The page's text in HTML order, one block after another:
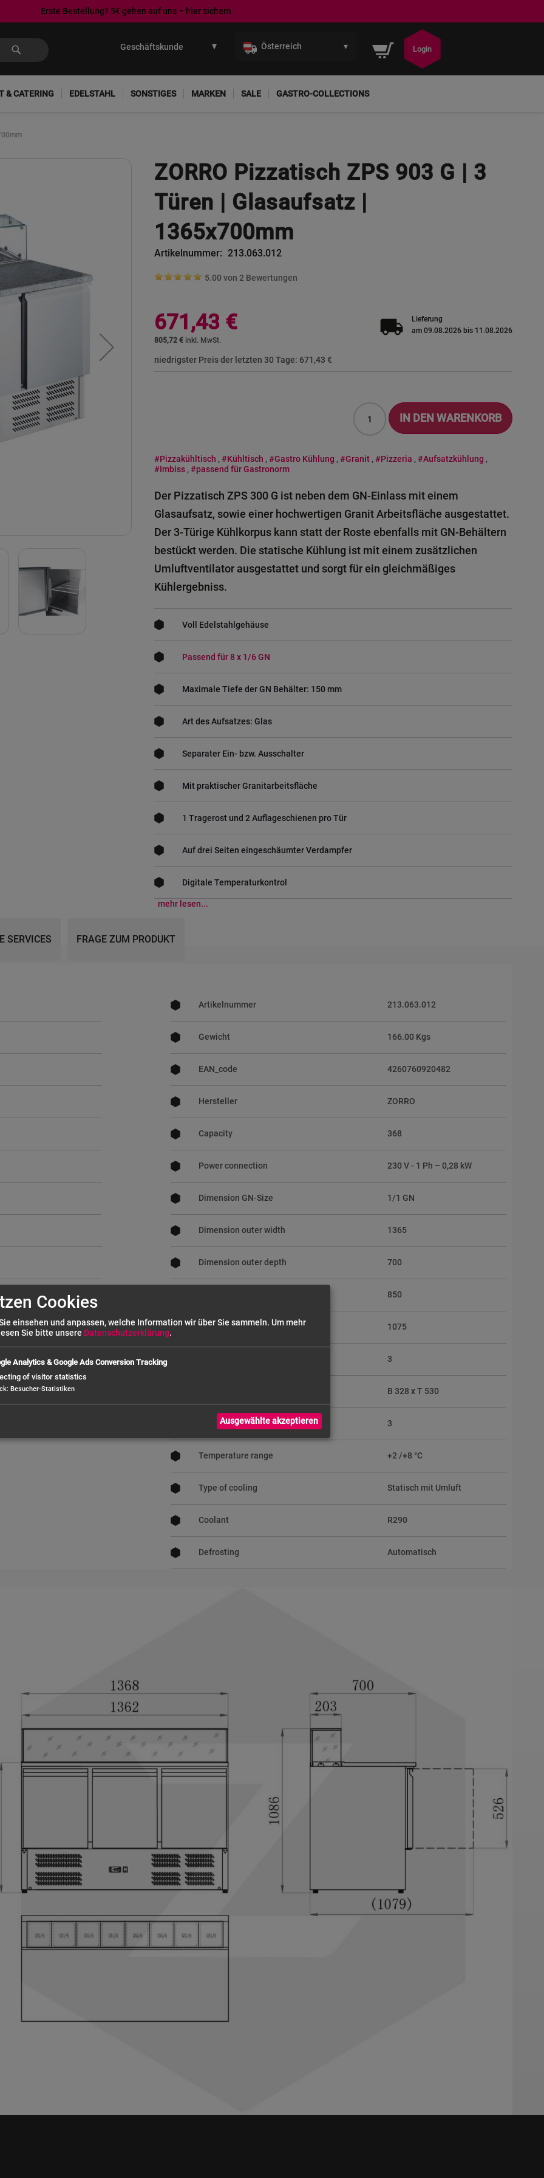
Erste Bestellung? 5€ gehen auf uns – hier sichern
Österreich ▾ Mein Warenkorb
Login
& CATERING EDELSTAHL SONSTIGES MARKEN SALE GASTRO-COLLECTIONS
ZORRO Pizzatisch ZPS 903 G | 3
Türen | Glasaufsatz |
1365x700mm
Artikelnummer 213.063.012
5.00 von 2 Bewertungen
805,72 €
671,43 € local_shipping
Lieferung
am 09.08.2026 bis 11.08.2026
niedrigster Preis der letzten 30 Tage: 671,43 €
IN DEN WARENKORB
#Pizzakühltisch , #Kühltisch , #Gastro Kühlung , #Granit , #Pizzeria , #Aufsatzkühlung ,
#Imbiss , #passend für Gastronorm
Der Pizzatisch ZPS 300 G ist neben dem GN-Einlass mit einem
Glasaufsatz, sowie einer hochwertigen Granit Arbeitsfläche ausgestattet.
Der 3-Türige Kühlkorpus kann statt der Roste ebenfalls mit GN-Behältern
bestückt werden. Die statische Kühlung ist mit einem zusätzlichen
Umluftventilator ausgestattet und sorgt für ein gleichmäßiges
Kühlergebniss.
Voll Edelstahlgehäuse
Passend für 8 x 1/6 GN
Maximale Tiefe der GN Behälter: 150 mm
Art des Aufsatzes: Glas
Separater Ein- bzw. Ausschalter
Mit praktischer Granitarbeitsfläche
1 Tragerost und 2 Auflageschienen pro Tür
Auf drei Seiten eingeschäumter Verdampfer
Digitale Temperaturkontrol
mehr lesen...
InformationenArtikelnummer 213.063.012
Gewicht 166.00 Kgs
EAN_code 4260760920482
Hersteller ZORRO
Capacity 368
Power connection 230 V - 1 Ph – 0,28 kW
Dimension GN-Size 1/1 GN
Dimension outer width 1365
Dimension outer depth 700
850
Dimension height total 1075
3
B 328 x T 530
Roste / Einlegeböden / Körbe 3
Temperature range +2 /+8 °C
Type of cooling Statisch mit Umluft
Coolant R290
Defrosting Automatisch
SERVICES FRAGE ZUM PRODUKT
Cookies
einsehen und anpassen, welche Information wir über Sie sammeln. Um mehr
Sie bitte unsere Datenschutzerklärung.
Analytics & Google Ads Conversion Tracking
of visitor statistics
: Besucher-Statistiken
Ausgewählte akzeptieren